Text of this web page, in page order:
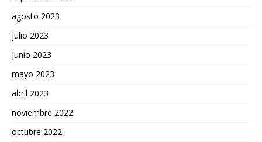
agosto 2023
julio 2023
junio 2023
mayo 2023
abril 2023
noviembre 2022
octubre 2022